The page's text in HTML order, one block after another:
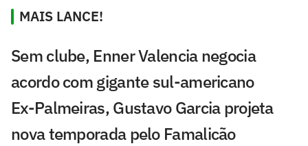
MAIS LANCE!
Sem clube, Enner Valencia negocia
acordo com gigante sul-americano
Ex-Palmeiras, Gustavo Garcia projeta
nova temporada pelo Famalicão